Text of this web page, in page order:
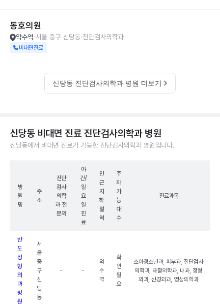
동호의원
약수역 서울 중구 신당동 진단검사의학과
비대면진료
신당동 진단검사의학과 병원 더보기
신당동 비대면 진료 진단검사의학과 병원
신당동에서 비대면 진료가 가능한 진단검사의학과 병원입니다.
병
원
명
주
소
진단
검사
의학
과 전
문의
야
간/
일
요
일
진
료
인
근
지
하
철
역
주
차
가
능
대
수
진료과목
반
도
정
형
외
과
병
원
서
울
중
구
신
당
동
- -
약
수
역
확
인
필
요
소아청소년과, 피부과, 진단검사
의학과, 재활의학과, 내과, 정형
외과, 신경외과, 영상의학과